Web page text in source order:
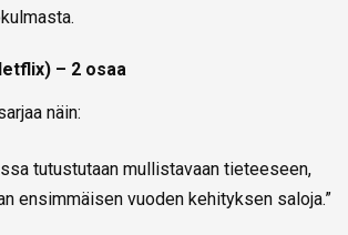
– 2 osaa
näin:
tutustutaan mullistavaan tieteeseen,
ensimmäisen vuoden kehityksen saloja.”